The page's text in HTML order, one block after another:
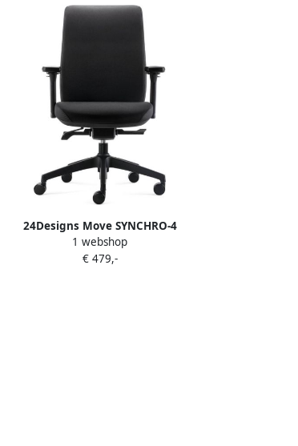
24Designs Move SYNCHRO-4
Ergonomische Bureaustoel Zwarte Stof
Zwart Onderstel
1 webshop
€ 479,-